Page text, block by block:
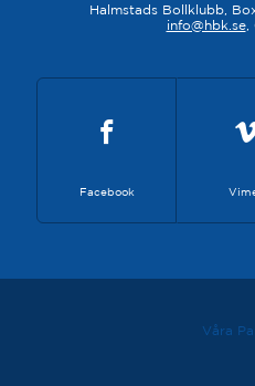
Halmstads Bollklubb,
info@hbk.se,
Facebook
Våra